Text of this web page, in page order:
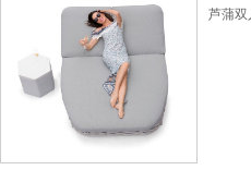
芦蒲双